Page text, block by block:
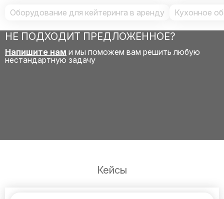
Оборудование для кейтеринга в аренду Кухонное
НЕ ПОДХОДИТ ПРЕДЛОЖЕННОЕ?
Напишите нам и мы поможем вам решить любую
нестандартную задачу
Кейсы